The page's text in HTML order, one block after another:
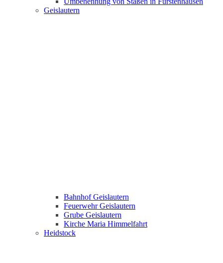
Geislautern
Bahnhof Geislautern
Feuerwehr Geislautern
Grube Geislautern
Kirche Maria Himmelfahrt
Heidstock